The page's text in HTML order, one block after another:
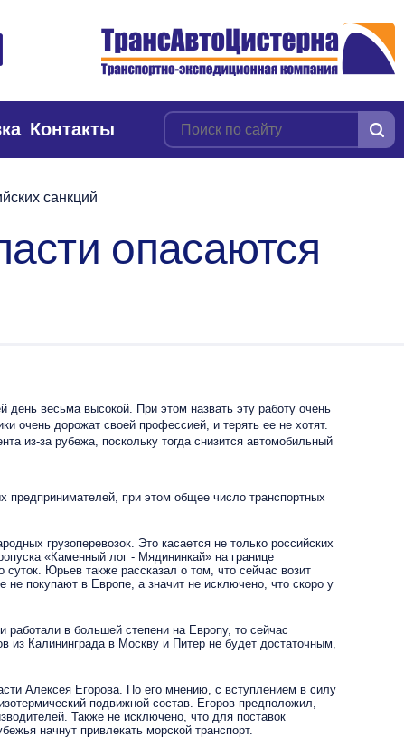
Контакты
санкций
опасаются
весьма высокой. При этом назвать эту работу очень
очень дорожат своей профессией, и терять ее не хотят.
из-за рубежа, поскольку тогда снизится автомобильный
при этом общее число транспортных
грузоперевозок. Это касается не только российских
«Каменный лог - Мядининкай» на границе
Юрьев также рассказал о том, что сейчас возит
не покупают в Европе, а значит не исключено, что скоро у
в большей степени на Европу, то сейчас
из Калининграда в Москву и Питер не будет достаточным,
Алексея Егорова. По его мнению, с вступлением в силу
подвижной состав. Егоров предположил,
Также не исключено, что для поставок
начнут привлекать морской транспорт.